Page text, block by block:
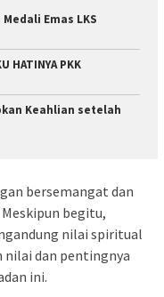
Emas LKS
HATINYA PKK
Keahlian setelah
bersemangat dan
begitu,
nilai spiritual
nilai dan pentingnya
ini.